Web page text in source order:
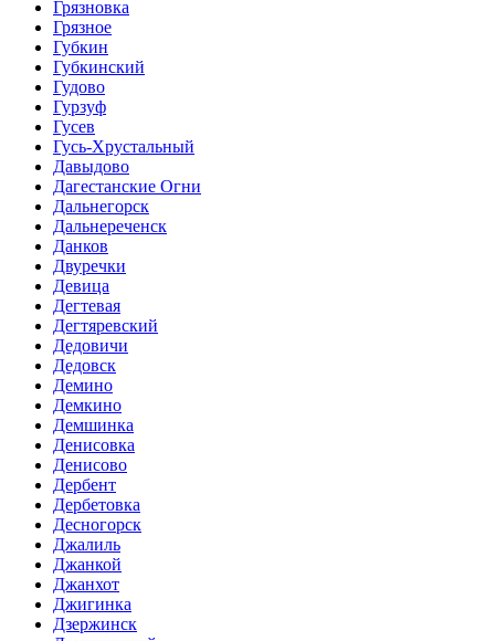
Грязновка
Грязное
Губкин
Губкинский
Гудово
Гурзуф
Гусев
Гусь-Хрустальный
Давыдово
Дагестанские Огни
Дальнегорск
Дальнереченск
Данков
Двуречки
Девица
Дегтевая
Дегтяревский
Дедовичи
Дедовск
Демино
Демкино
Демшинка
Денисовка
Денисово
Дербент
Дербетовка
Десногорск
Джалиль
Джанкой
Джанхот
Джигинка
Дзержинск